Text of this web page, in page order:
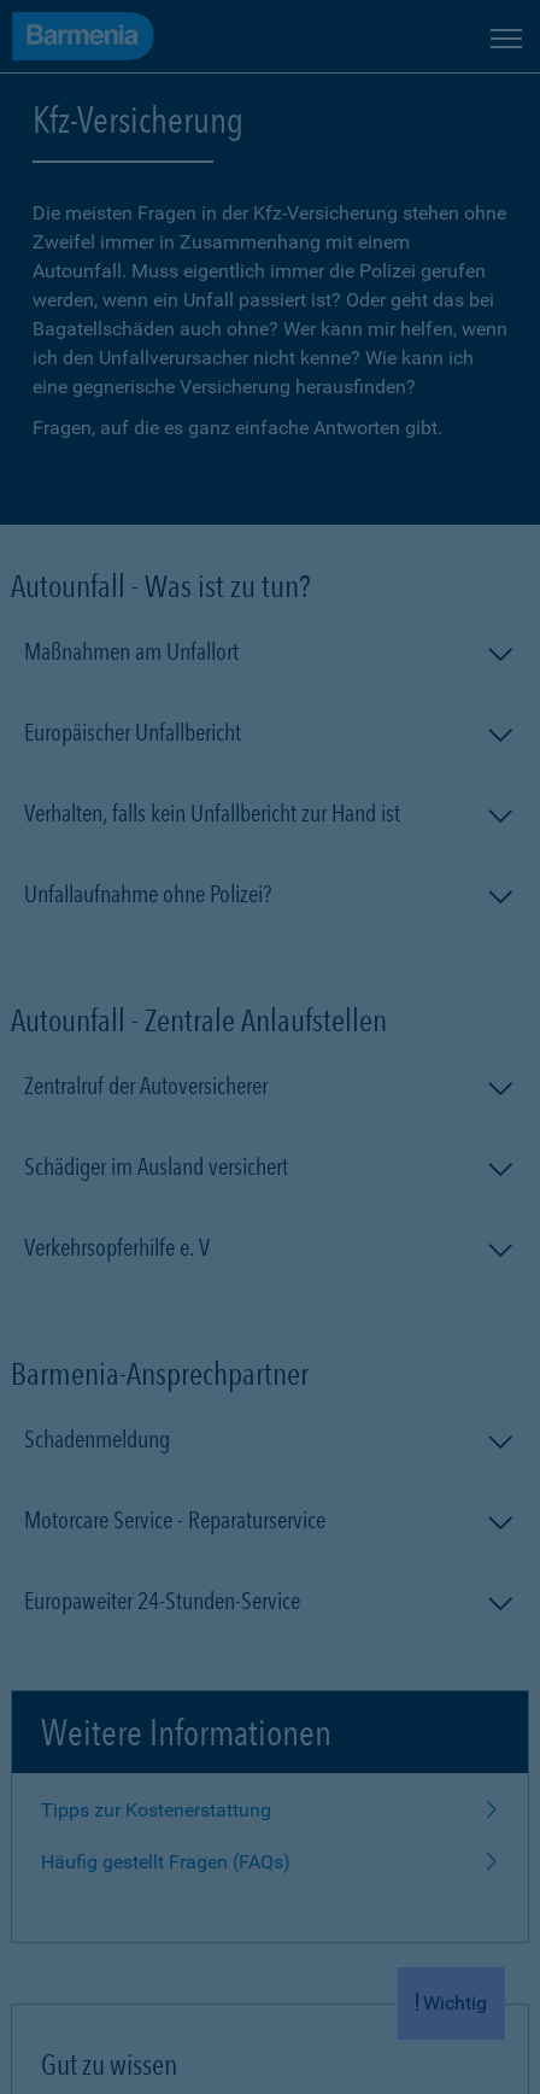
Kfz-Versicherung
Die meisten Fragen in der Kfz-Versicherung stehen ohne
Zweifel immer in Zusammenhang mit einem
Autounfall. Muss eigentlich immer die Polizei gerufen
werden, wenn ein Unfall passiert ist? Oder geht das bei
Bagatellschäden auch ohne? Wer kann mir helfen, wenn
ich den Unfallverursacher nicht kenne? Wie kann ich
eine gegnerische Versicherung herausfinden?
Fragen, auf die es ganz einfache Antworten gibt.
Autounfall - Was ist zu tun?
Maßnahmen am Unfallort
Europäischer Unfallbericht
Verhalten, falls kein Unfallbericht zur Hand ist
Unfallaufnahme ohne Polizei?
Autounfall - Zentrale Anlaufstellen
Zentralruf der Autoversicherer
Schädiger im Ausland versichert
Verkehrsopferhilfe e. V
Barmenia-Ansprechpartner
Schadenmeldung
Motorcare Service - Reparaturservice
Europaweiter 24-Stunden-Service
Weitere Informationen
Tipps zur Kostenerstattung
Häufig gestellt Fragen (FAQs)
Wichtig
Gut zu wissen